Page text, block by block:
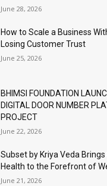
June 28, 2026
How to Scale a Business
Losing Customer Trust
June 25, 2026
BHIMSI FOUNDATION
DIGITAL DOOR NUMBER
PROJECT
June 22, 2026
Subset by Kriya Veda
Health to the Forefront of
June 21, 2026